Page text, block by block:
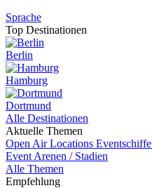
Sprache
Top Destinationen
Berlin
Hamburg
Dortmund
Alle Destinationen
Aktuelle Themen
Open Air Locations Eventschiffe
Event Arenen / Stadien
Alle Themen
Empfehlung